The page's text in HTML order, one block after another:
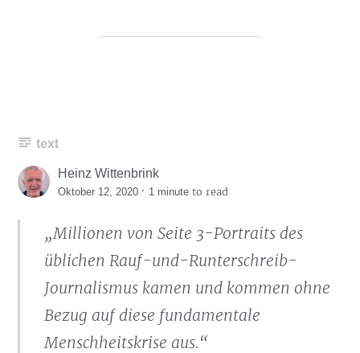
text
Heinz Wittenbrink
Oktober 12, 2020 · 1 minute to read
„Millionen von Seite 3-Portraits des
üblichen Rauf-und-Runterschreib-
Journalismus kamen und kommen ohne
Bezug auf diese fundamentale
Menschheitskrise aus.“